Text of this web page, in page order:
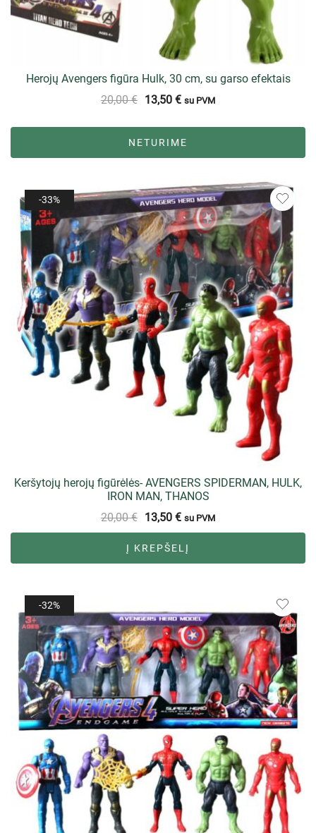
Herojų Avengers figūra Hulk, 30 cm, su garso efektais
20,00€ 13,50 € su PVM
NETURIME
-33%
Keršytojų herojų figūrėlės- AVENGERS SPIDERMAN, HULK,
IRON MAN, THANOS
20,00€ 13,50 € su PVM
Į KREPŠELĮ
-32%